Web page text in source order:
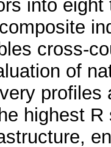
into
cross-
of
highest